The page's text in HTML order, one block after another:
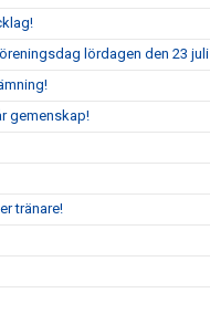
lördagen den 23 juli
gemenskap!
tränare!